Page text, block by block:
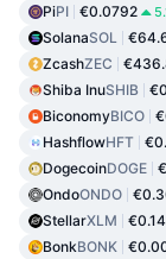
PiPI €0.0792
SolanaSOL
ZcashZEC
Shiba InuSHIB
BiconomyBICO
HashflowHFT
DogecoinDOGE
OndoONDO
StellarXLM
BonkBONK